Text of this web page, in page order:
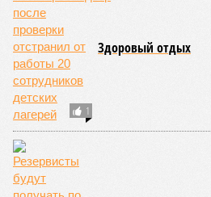
1
Здоровый отдых